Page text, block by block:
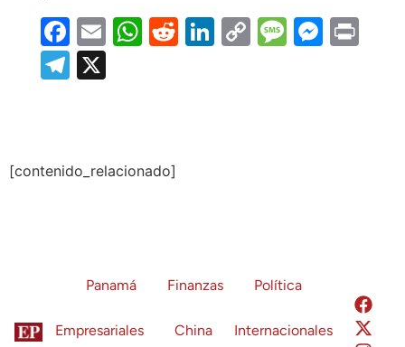
Facebook
EmailWhatsApp
RedditLinkedIn
CopyMessage
Telegram
[contenido_relacionado]
Panamá Finanzas Política
Empresariales China Internacionales